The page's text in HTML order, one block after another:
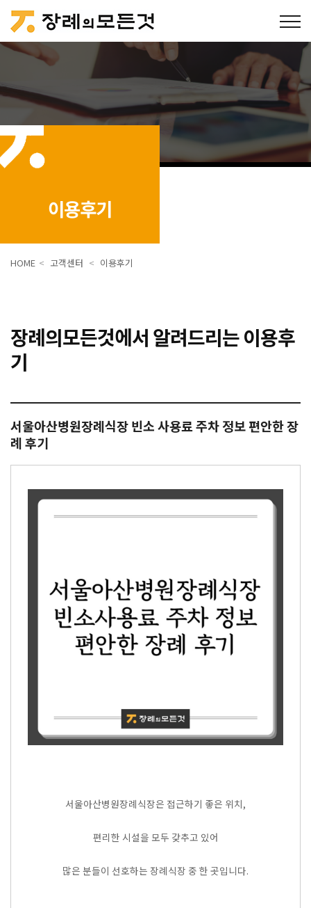
이용후기
HOME < 고객센터 < 이용후기
장례의모든것에서 알려드리는 이용후
기
서울아산병원장례식장 빈소 사용료 주차 정보 편안한 장
례 후기
서울아산병원장례식장은 접근하기 좋은 위치,
편리한 시설을 모두 갖추고 있어
많은 분들이 선호하는 장례식장 중 한 곳입니다.